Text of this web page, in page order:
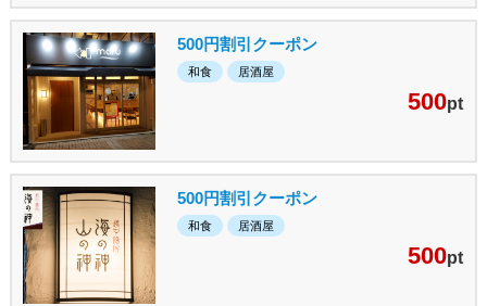
500円割引クーポン
和食 居酒屋
500pt
500円割引クーポン
和食 居酒屋
500pt